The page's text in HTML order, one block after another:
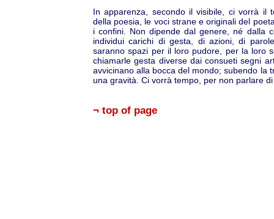
In apparenza, secondo il visibile, ci vorrà il
della poesia, le voci strane e originali del
i confini. Non dipende dal genere, né dalla
individui carichi di gesta, di azioni, di
saranno spazi per il loro pudore, per la loro
chiamarle gesta diverse dai consueti segni
avvicinano alla bocca del mondo; subendo la
una gravità. Ci vorrà tempo, per non parlare
¬ top of page